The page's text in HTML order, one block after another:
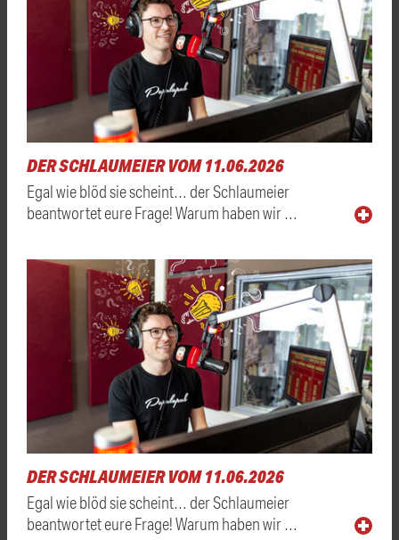
DER SCHLAUMEIER VOM 11.06.2026
Egal wie blöd sie scheint… der Schlaumeier
beantwortet eure Frage! Warum haben wir …
DER SCHLAUMEIER VOM 11.06.2026
Egal wie blöd sie scheint… der Schlaumeier
beantwortet eure Frage! Warum haben wir …